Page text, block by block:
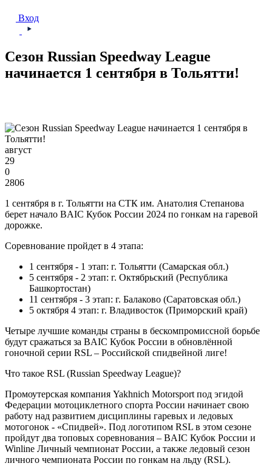
Вход
Сезон Russian Speedway League
начинается 1 сентября в Тольятти!
август
29
0
2806
1 сентября в г. Тольятти на СТК им. Анатолия Степанова
берет начало BAIC Кубок России 2024 по гонкам на гаревой
дорожке.
Соревнование пройдет в 4 этапа:
1 сентября - 1 этап: г. Тольятти (Самарская обл.)
5 сентября - 2 этап: г. Октябрьский (Республика
Башкортостан)
11 сентября - 3 этап: г. Балаково (Саратовская обл.)
5 октября 4 этап: г. Владивосток (Приморский край)
Четыре лучшие команды страны в бескомпромиссной борьбе
будут сражаться за BAIC Кубок России в обновлённой
гоночной серии RSL – Российской спидвейной лиге!
Что такое RSL (Russian Speedway League)?
Промоутерская компания Yakhnich Motorsport под эгидой
Федерации мотоциклетного спорта России начинает свою
работу над развитием дисциплины гаревых и ледовых
мотогонок - «Спидвей». Под логотипом RSL в этом сезоне
пройдут два топовых соревнования – BAIC Кубок России и
Winline Личный чемпионат России, а также ледовый сезон
личного чемпионата России по гонкам на льду (RSL).